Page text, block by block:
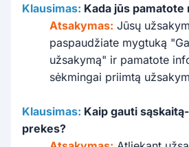
Klausimas: Kada jūs pamatote
Atsakymas: Jūsų
paspaudžiate mygtuką
užsakymą" ir pamatote
sėkmingai priimtą
Klausimas: Kaip gauti
prekes?